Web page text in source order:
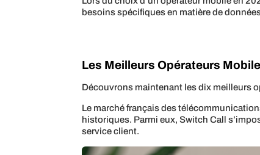
besoins spécifiques en matière de
Les Meilleurs Opérateurs
Découvrons maintenant les dix meilleurs
Le marché français des
historiques. Parmi eux, Switch Call
service client.